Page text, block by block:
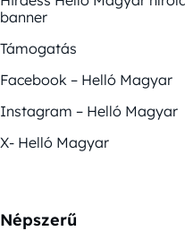
banner
Támogatás
Facebook – Helló Magyar
Instagram – Helló Magyar
X- Helló Magyar
Népszerű